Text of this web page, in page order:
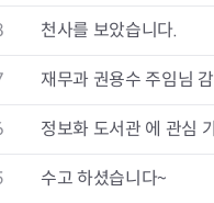
공익신고
부패행위
행동강
복지·보
구민고
청렴자
감사실시
구민감사
재활용
정화조청
환경오
환경개
환경제도
석면건축
탄소중립
보행환경
천사를 보았습니다.
재무과 권용수 주임님
정보화 도서관 에 관심
수고 하셨습니다~